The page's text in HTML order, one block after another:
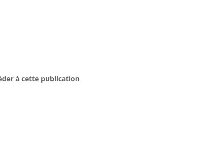
à cette publication